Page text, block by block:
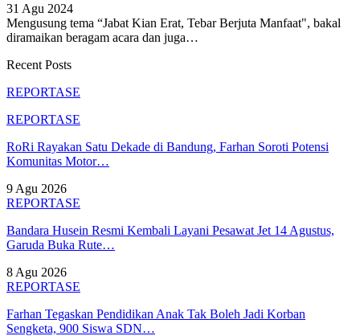
31 Agu 2024
Mengusung tema “Jabat Kian Erat, Tebar Berjuta Manfaat", bakal
diramaikan beragam acara dan juga…
Recent Posts
REPORTASE
REPORTASE
RoRi Rayakan Satu Dekade di Bandung, Farhan Soroti Potensi
Komunitas Motor…
9 Agu 2026
REPORTASE
Bandara Husein Resmi Kembali Layani Pesawat Jet 14 Agustus,
Garuda Buka Rute…
8 Agu 2026
REPORTASE
Farhan Tegaskan Pendidikan Anak Tak Boleh Jadi Korban
Sengketa, 900 Siswa SDN…